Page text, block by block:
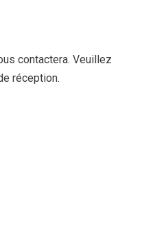
contactera. Veuillez
réception.